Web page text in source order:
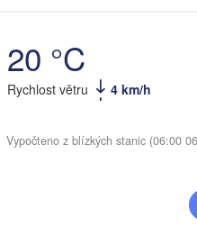
20 °C
Rychlost větru 4 km/h
Vypočteno z blízkých stanic (06:00
Warszawa
Брэст
(Brest)